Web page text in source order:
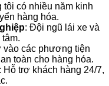
tôi có nhiều năm kinh
hàng hóa.
: Đội ngũ lái xe và
vào các phương tiện
toàn cho hàng hóa.
: Hỗ trợ khách hàng 24/7,